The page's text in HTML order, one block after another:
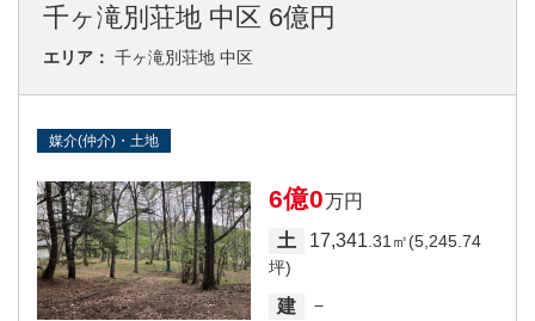
千ヶ滝別荘地 中区 6億円
エリア： 千ヶ滝別荘地 中区
媒介(仲介)・土地
6億0万円
土
17,341 .31㎡(5,245.74
坪)
建
－